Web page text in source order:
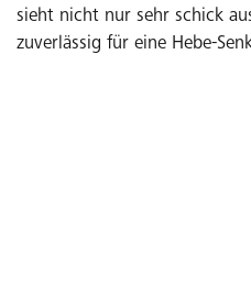
sieht nicht nur sehr schick
zuverlässig für eine Hebe-